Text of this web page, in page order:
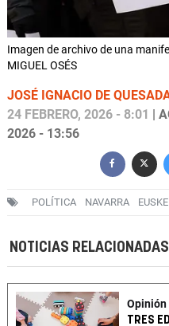
Imagen de archivo de una
MIGUEL OSÉS
JOSÉ IGNACIO DE
24 FEBRERO, 2026 - 8:01
|
2026 - 13:56
POLÍTICA NAVARRA
NOTICIAS RELACIONADAS
Opinión
TRES